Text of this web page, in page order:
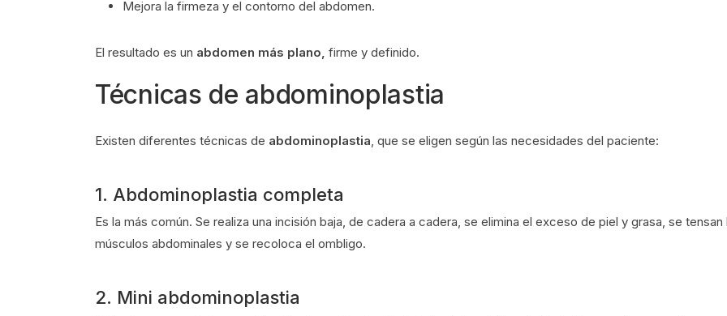
Mejora la firmeza y el contorno del abdomen.
El resultado es un abdomen más plano, firme y definido.
Técnicas de abdominoplastia
Existen diferentes técnicas de abdominoplastia, que se eligen según las necesidades del paciente:
1. Abdominoplastia completa
Es la más común. Se realiza una incisión baja, de cadera a cadera, se elimina el exceso de piel y grasa, se tensan
músculos abdominales y se recoloca el ombligo.
2. Mini abdominoplastia